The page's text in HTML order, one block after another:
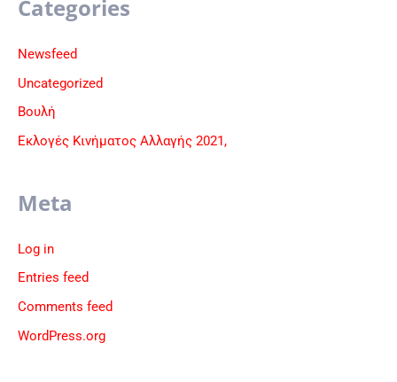
Categories
Newsfeed
Uncategorized
Βουλή
Εκλογές Κινήματος Αλλαγής 2021,
Meta
Log in
Entries feed
Comments feed
WordPress.org